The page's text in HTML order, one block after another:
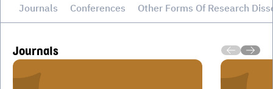
Journals Conferences Other Forms Of Research
Journals